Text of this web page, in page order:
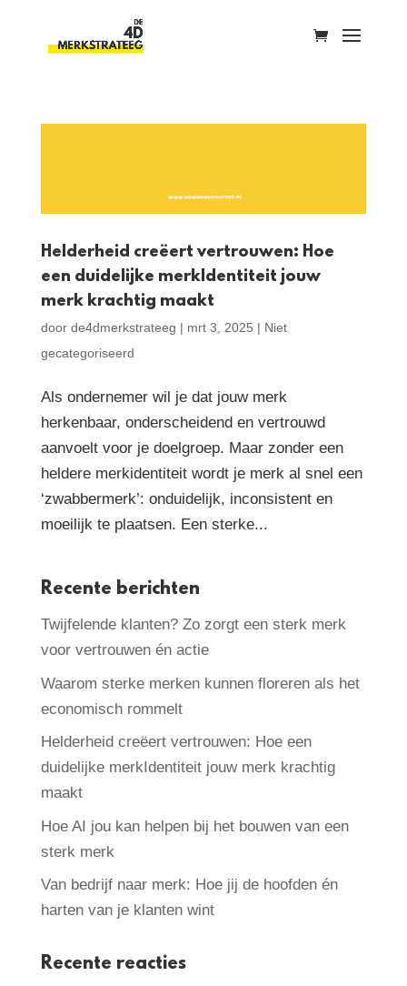
Helderheid creëert vertrouwen: Hoe
een duidelijke merkIdentiteit jouw
merk krachtig maakt
door de4dmerkstrateeg | mrt 3, 2025 | Niet
gecategoriseerd
Als ondernemer wil je dat jouw merk
herkenbaar, onderscheidend en vertrouwd
aanvoelt voor je doelgroep. Maar zonder een
heldere merkidentiteit wordt je merk al snel een
‘zwabbermerk’: onduidelijk, inconsistent en
moeilijk te plaatsen. Een sterke...
Recente berichten
Twijfelende klanten? Zo zorgt een sterk merk
voor vertrouwen én actie
Waarom sterke merken kunnen floreren als het
economisch rommelt
Helderheid creëert vertrouwen: Hoe een
duidelijke merkIdentiteit jouw merk krachtig
maakt
Hoe AI jou kan helpen bij het bouwen van een
sterk merk
Van bedrijf naar merk: Hoe jij de hoofden én
harten van je klanten wint
Recente reacties